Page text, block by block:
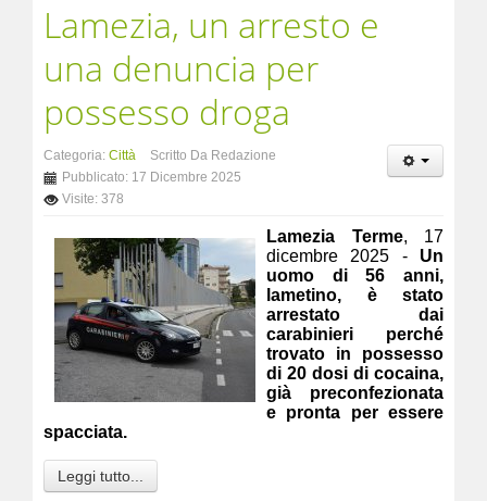
Lamezia, un arresto e
una denuncia per
possesso droga
Categoria:Città
Scritto Da Redazione
Pubblicato: 17 Dicembre 2025
Visite: 378
Lamezia Terme, 17
dicembre 2025 - Un
uomo di 56 anni,
lametino, è stato
arrestato dai
carabinieri perché
trovato in possesso
di 20 dosi di cocaina,
già preconfezionata
e pronta per essere
spacciata.
Leggi tutto...